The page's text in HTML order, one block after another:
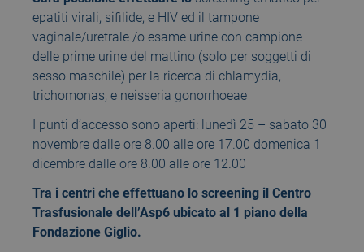
epatiti virali, sifilide, e HIV ed il tampone
vaginale/uretrale /o esame urine con campione
delle prime urine del mattino (solo per soggetti di
sesso maschile) per la ricerca di chlamydia,
trichomonas, e neisseria gonorrhoeae
I punti d’accesso sono aperti: lunedì 25 – sabato 30
novembre dalle ore 8.00 alle ore 17.00 domenica 1
dicembre dalle ore 8.00 alle ore 12.00
Tra i centri che effettuano lo screening il Centro
Trasfusionale dell’Asp6 ubicato al 1 piano della
Fondazione Giglio.